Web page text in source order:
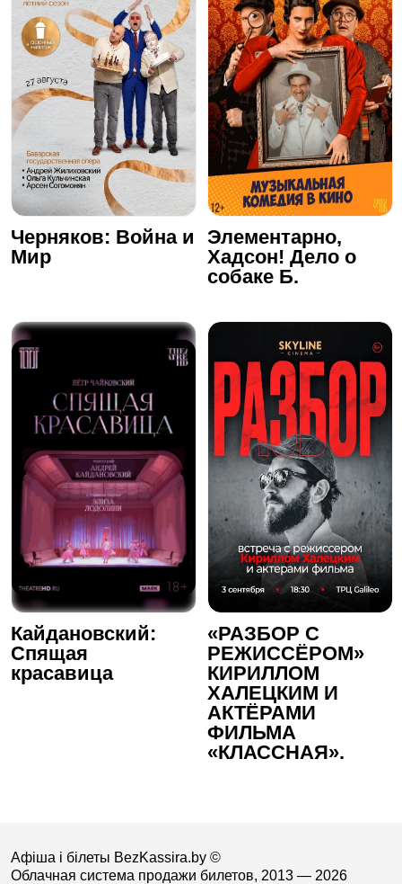
Черняков: Война и
Мир
Элементарно,
Хадсон! Дело о
собаке Б.
Кайдановский:
Спящая
красавица
«РАЗБОР С
РЕЖИССЁРОМ»
КИРИЛЛОМ
ХАЛЕЦКИМ И
АКТЁРАМИ
ФИЛЬМА
«КЛАССНАЯ».
Афіша і білеты BezKassira.by ©
Облачная система продажи билетов, 2013 — 2026